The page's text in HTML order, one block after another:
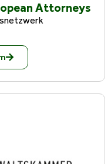
Attorneys